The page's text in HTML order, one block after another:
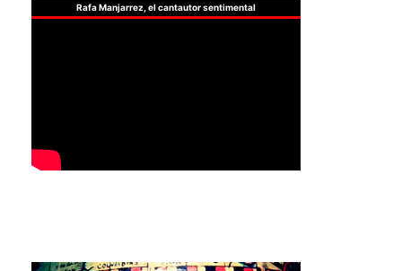
Rafa Manjarrez, el cantautor sentimental